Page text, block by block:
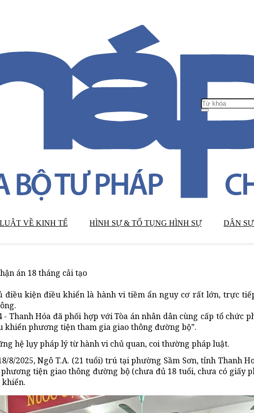
VỀ KINH TẾ HÌNH SỰ & TỐ TỤNG HÌNH SỰ DÂN
án 18 tháng cải tạo
điều kiện điều khiển là hành vi tiềm ẩn nguy cơ rất lớn, trực
Thanh Hóa đã phối hợp với Tòa án nhân dân cùng cấp tổ chức
khiển phương tiện tham gia giao thông đường bộ”.
hệ lụy pháp lý từ hành vi chủ quan, coi thường pháp luật.
8/2025, Ngô T.A. (21 tuổi) trú tại phường Sầm Sơn, tỉnh Thanh
tiện giao thông đường bộ (chưa đủ 18 tuổi, chưa có giấy
khiển.